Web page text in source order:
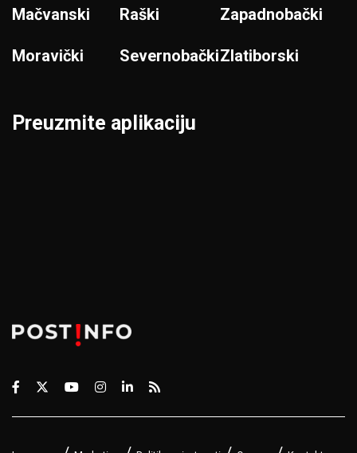
Mačvanski
Moravički
Raški
Severnobački
Zapadnobački
Zlatiborski
Preuzmite aplikaciju